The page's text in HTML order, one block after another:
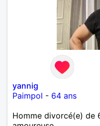
yannig
Paimpol - 64 ans
Homme divorcé(e) de